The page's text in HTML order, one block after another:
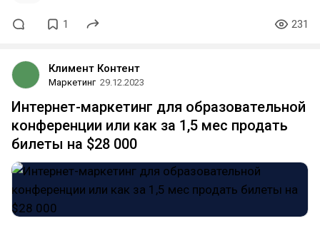
1 231
Климент Контент
Маркетинг 29.12.2023
Интернет-маркетинг для образовательной
конференции или как за 1,5 мес продать
билеты на $28 000